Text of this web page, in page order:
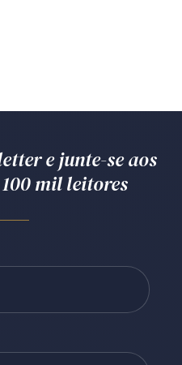
e junte-se aos
mil leitores